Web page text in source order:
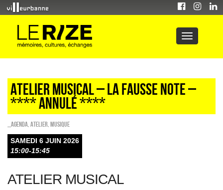
ATELIER MUSICAL – LA FAUSSE NOTE –
**** ANNULÉ ****
_Agenda Atelier Musique
SAMEDI 6 JUIN 2026
15:00-15:45
ATELIER MUSICAL